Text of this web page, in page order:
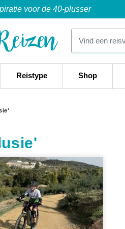
voor de 40-plusser
Reistype Shop